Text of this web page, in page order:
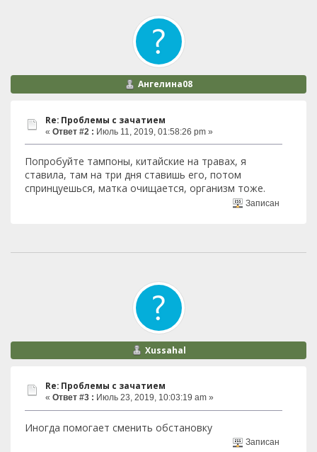
Ангелина08
Re: Проблемы с зачатием
« Ответ #2 : Июль 11, 2019, 01:58:26 pm »
Попробуйте тампоны, китайские на травах, я
ставила, там на три дня ставишь его, потом
спринцуешься, матка очищается, организм тоже.
Записан
Xussahal
Re: Проблемы с зачатием
« Ответ #3 : Июль 23, 2019, 10:03:19 am »
Иногда помогает сменить обстановку
Записан